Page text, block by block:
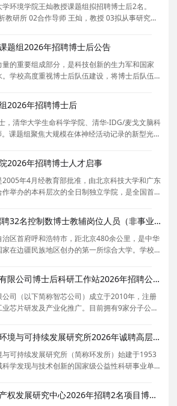
环境学院王灿教授课题组拟招聘博士后2名。
教研所 02合作导师 王灿，教授 03拟从事研究内
津冀环境综合治理国家科技重大专项研究项
的温室气体排放精准核算
题组2026年招聘博士后公告
的重要组成部分，是科技创新的生力军和国家
学校高度重视博士后队伍建设，将博士后队伍
工作全局中统一谋划、统一部署、统一推进，
增、质量倍增、效能倍增
2026年招聘博士后
，清华大学生命科学学院、清华-IDG/麦戈文脑科
课题组聚焦大规模在体神经活动记录的新型光学
：台式/头戴式无线介观显微成像系统以及神经
课题组依托生命科学
2026年招聘博士人才启事
年4月经教育部批准，由北京科技大学和广东
举办的本科层次的全日制独立学院，是全国首
的三所独立学院之一。学校位于天津市宝坻区
，建筑面积35.18万平方米
内蒙古大学2026年招聘32名控制数博士教辅岗位人员（非事业编制）公告
区首府呼和浩特市，距北京480余公里，是中华
在边疆民族地区创办的第一所综合大学。学校
副总理、自治区主席乌兰夫任首任校长。学校
年被确定为全国88所重点
北京智芯微电子科技有限公司博士后科研工作站2026年招聘公告
司（以下简称智芯公司）成立于2010年，注册
芯片研发及产业化推广。目前拥有9家分子公司
科技通信有限公司、青岛智芯半导体科技有限
有限公司、北京智芯半导体
中国农业科学院农业环境与可持续发展研究所2026年诚聘高层次优秀人才公告
可持续发展研究所（简称环发所）始建于1953
学发现与技术创新的国家级公益性科研事业单
发展中水、土、气、生等核心环境制约因素为
农业、引领绿色低碳转型
国家知识产权局知识产权发展研究中心2026年招聘2名项目博士后公告